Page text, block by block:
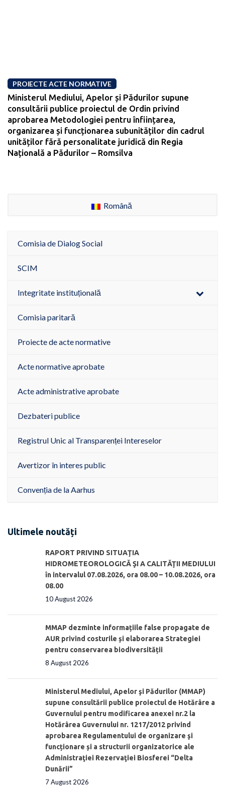
PROIECTE ACTE NORMATIVE
Ministerul Mediului, Apelor și Pădurilor supune
consultării publice proiectul de Ordin privind
aprobarea Metodologiei pentru înființarea,
organizarea și funcționarea subunităților din cadrul
unităților fără personalitate juridică din Regia
Națională a Pădurilor – Romsilva
Română
Comisia de Dialog Social
SCIM
Integritate instituțională
Comisia paritară
Proiecte de acte normative
Acte normative aprobate
Acte administrative aprobate
Dezbateri publice
Registrul Unic al Transparenței Intereselor
Avertizor în interes public
Convenția de la Aarhus
Ultimele noutăți
RAPORT PRIVIND SITUAŢIA
HIDROMETEOROLOGICĂ ŞI A CALITĂŢII MEDIULUI
în intervalul 07.08.2026, ora 08.00 – 10.08.2026, ora
08.00
10 August 2026
MMAP dezminte informațiile false propagate de
AUR privind costurile și elaborarea Strategiei
pentru conservarea biodiversității
8 August 2026
Ministerul Mediului, Apelor şi Pădurilor (MMAP)
supune consultării publice proiectul de Hotărâre a
Guvernului pentru modificarea anexei nr.2 la
Hotărârea Guvernului nr. 1217/2012 privind
aprobarea Regulamentului de organizare şi
funcționare și a structurii organizatorice ale
Administraţiei Rezervaţiei Biosferei “Delta
Dunării”
7 August 2026